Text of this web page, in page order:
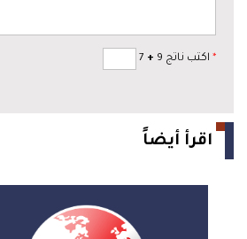
* اكتب ناتج 9 +
اقرأ أيضاً